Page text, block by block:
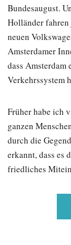
Bundesaugust.
Holländer fahren
neuen
Amsterdamer
dass Amsterdam
Verkehrssystem
Früher habe ich
ganzen
durch die
erkannt, dass es
friedliches